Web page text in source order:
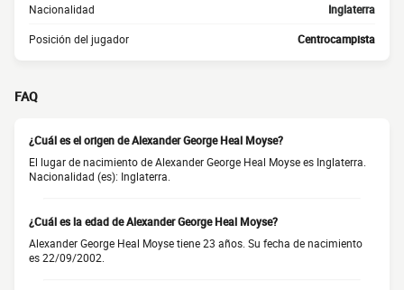
Nacionalidad Inglaterra
Posición del jugador Centrocampista
FAQ
¿Cuál es el origen de Alexander George Heal Moyse?
El lugar de nacimiento de Alexander George Heal Moyse es Inglaterra.
Nacionalidad (es): Inglaterra.
¿Cuál es la edad de Alexander George Heal Moyse?
Alexander George Heal Moyse tiene 23 años. Su fecha de nacimiento
es 22/09/2002.